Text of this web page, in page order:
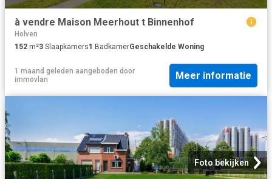
à vendre Maison Meerhout t Binnenhof
Holven
152 m²3 Slaapkamers1 BadkamerGeschakelde Woning
1 maand geleden aangeboden door
immovlan
Meer informatie
Foto bekijken